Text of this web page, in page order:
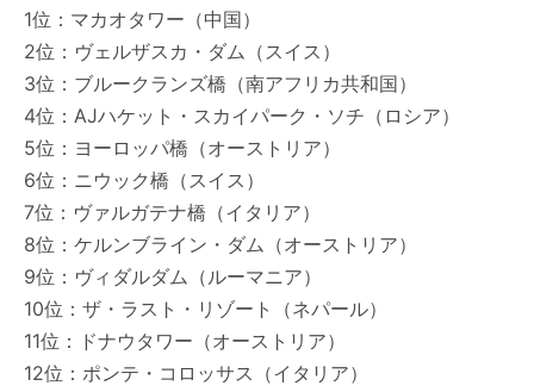
1位：マカオタワー（中国）
2位：ヴェルザスカ・ダム（スイス）
3位：ブルークランズ橋（南アフリカ共和国）
4位：AJハケット・スカイパーク・ソチ（ロシア）
5位：ヨーロッパ橋（オーストリア）
6位：ニウック橋（スイス）
7位：ヴァルガテナ橋（イタリア）
8位：ケルンブライン・ダム（オーストリア）
9位：ヴィダルダム（ルーマニア）
10位：ザ・ラスト・リゾート（ネパール）
11位：ドナウタワー（オーストリア）
12位：ポンテ・コロッサス（イタリア）